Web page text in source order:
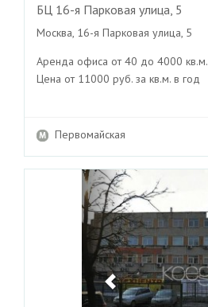
БЦ 16-я Парковая улица, 5
Москва, 16-я Парковая улица, 5
Аренда офиса от 40 до 4000 кв.м.
Цена от 11000 руб. за кв.м. в год
Первомайская
Previous